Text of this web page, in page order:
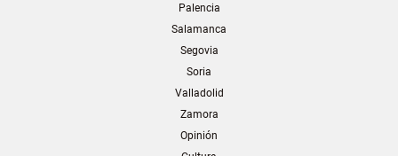
Palencia
Salamanca
Segovia
Soria
Valladolid
Zamora
Opinión